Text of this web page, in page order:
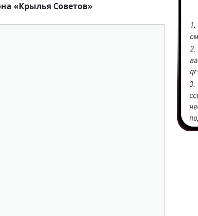
«Крылья Советов»